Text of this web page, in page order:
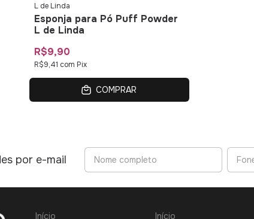
L de Linda
Esponja para Pó Puff Powder
L de Linda
R$9,90
R$9,41 com Pix
COMPRAR
por e-mail
Início Início